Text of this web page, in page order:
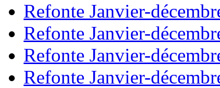
Refonte Janvier-
Refonte Janvier-
Refonte Janvier-
Refonte Janvier-